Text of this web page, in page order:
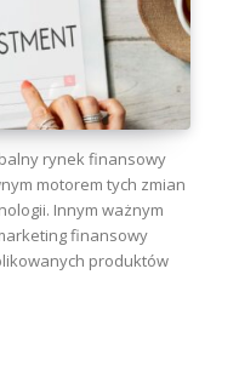
rynek finansowy
motorem tych zmian
Innym ważnym
finansowy
produktów